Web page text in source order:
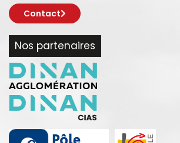
Contact
Nos partenaires